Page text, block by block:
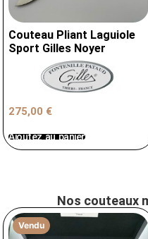
Couteau Pliant Laguiole
Sport Gilles Noyer
275,00 €
Ajoutez au panier
Nos couteaux
Vendu